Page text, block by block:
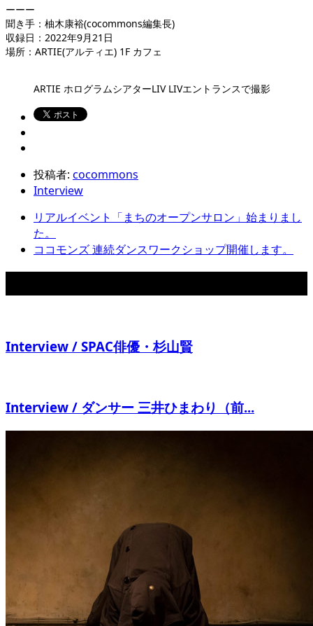
ーーー
聞き手：柚木康裕(cocommons編集長)
収録日：2022年9月21日
場所：ARTIE(アルティエ) 1F カフェ
ARTIE ホログラムシアターLIV LIVエントランスで撮影
投稿者: cocommons
Interview
リアルイベント「まちのオープンサロン」始まりまし
た。
ココモンズ 連続ダンスワークショップ開催します。
Interview / SPAC俳優・杉山賢
Interview / ダンサー 三井ひまわり（前...